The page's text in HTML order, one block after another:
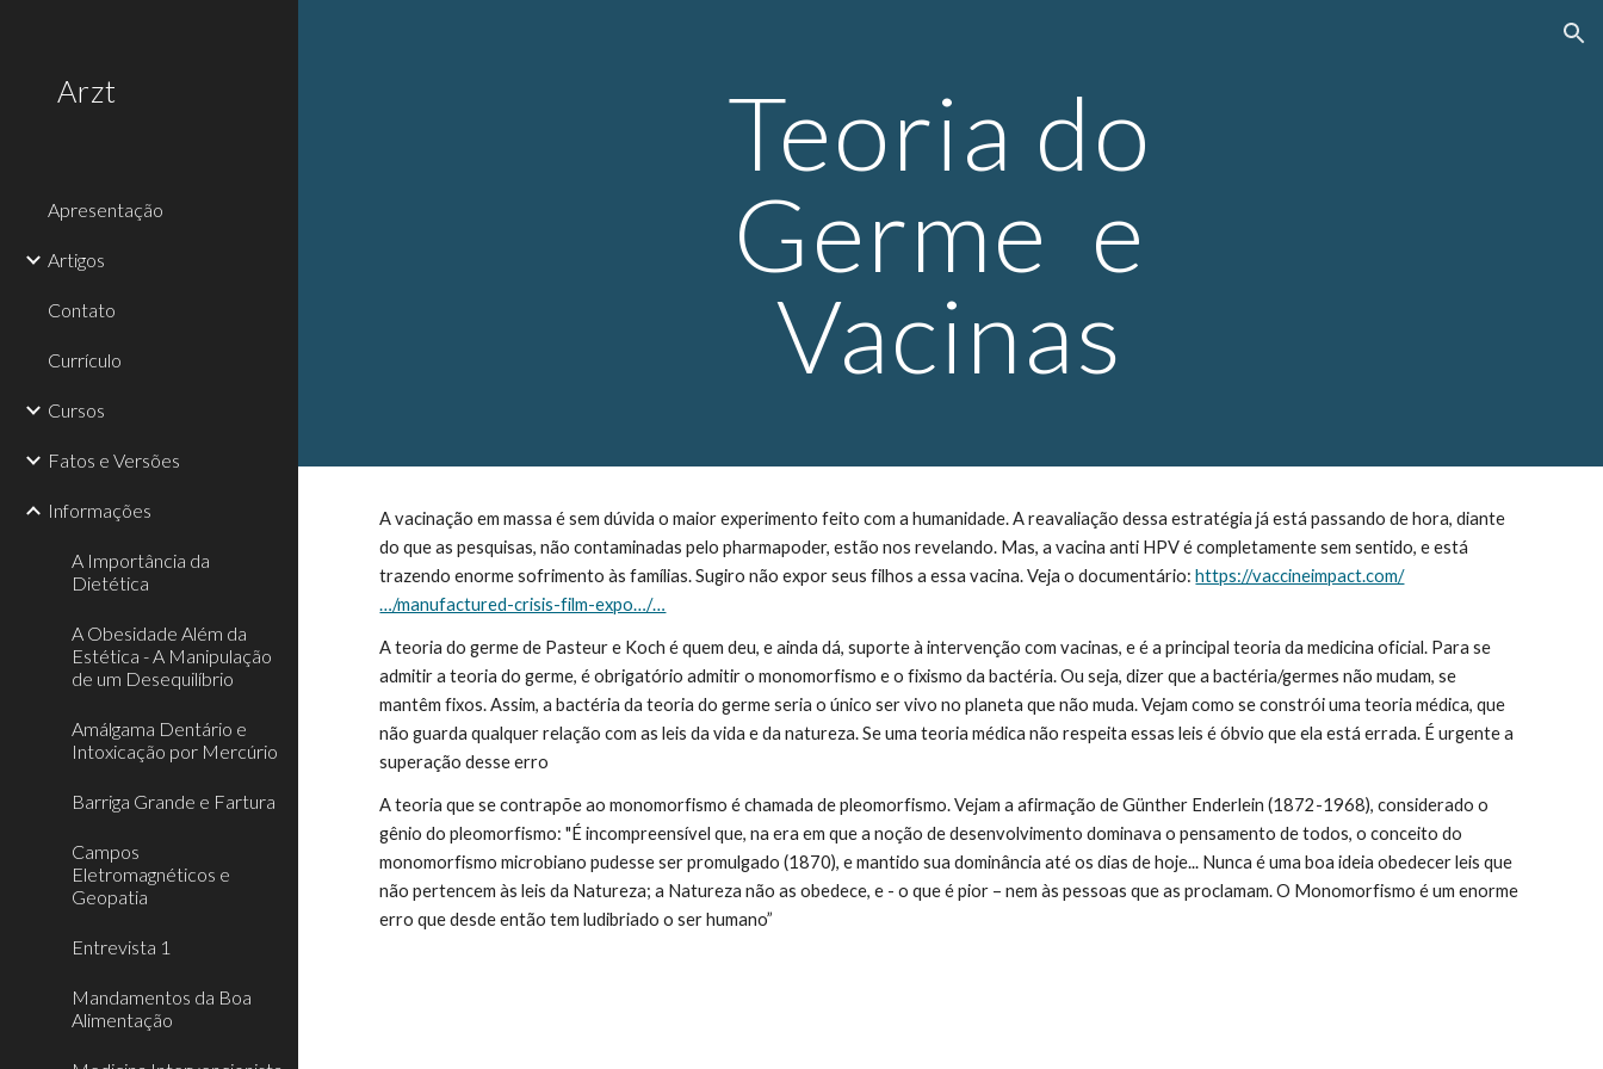
Arzt
Apresentação
Artigos
Contato
Currículo
Cursos
Fatos e Versões
Informações
A Importância da
Dietética
A Obesidade Além da
Estética - A Manipulação
de um Desequilíbrio
Amálgama Dentário e
Intoxicação por Mercúrio
Barriga Grande e Fartura
Campos
Eletromagnéticos e
Geopatia
Entrevista 1
Mandamentos da Boa
Alimentação
Teoria do
Germe  e
Vacinas
A vacinação em massa é sem dúvida o maior experimento feito com a humanidade. A reavaliação dessa estratégia já está passando de hora, diante
do que as pesquisas, não contaminadas pelo pharmapoder, estão nos revelando. Mas, a vacina anti HPV é completamente sem sentido, e está
trazendo enorme sofrimento às famílias. Sugiro não expor seus filhos a essa vacina. Veja o documentário: https://vaccineimpact.com/
…/manufactured-crisis-film-expo…/…
A teoria do germe de Pasteur e Koch é quem deu, e ainda dá, suporte à intervenção com vacinas, e é a principal teoria da medicina oficial. Para se
admitir a teoria do germe, é obrigatório admitir o monomorfismo e o fixismo da bactéria. Ou seja, dizer que a bactéria/germes não mudam, se
mantêm fixos. Assim, a bactéria da teoria do germe seria o único ser vivo no planeta que não muda. Vejam como se constrói uma teoria médica, que
não guarda qualquer relação com as leis da vida e da natureza. Se uma teoria médica não respeita essas leis é óbvio que ela está errada. É urgente a
superação desse erro
A teoria que se contrapõe ao monomorfismo é chamada de pleomorfismo. Vejam a afirmação de Günther Enderlein (1872-1968), considerado o
gênio do pleomorfismo: "É incompreensível que, na era em que a noção de desenvolvimento dominava o pensamento de todos, o conceito do
monomorfismo microbiano pudesse ser promulgado (1870), e mantido sua dominância até os dias de hoje... Nunca é uma boa ideia obedecer leis que
não pertencem às leis da Natureza; a Natureza não as obedece, e - o que é pior – nem às pessoas que as proclamam. O Monomorfismo é um enorme
erro que desde então tem ludibriado o ser humano”